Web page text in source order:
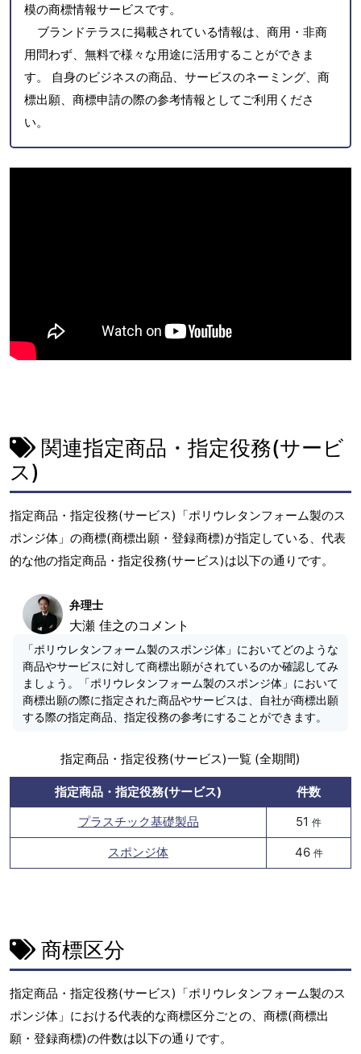
模の商標情報サービスです。
ブランドテラスに掲載されている情報は、商用・非商
用問わず、無料で様々な用途に活用することができま
す。 自身のビジネスの商品、サービスのネーミング、商
標出願、商標申請の際の参考情報としてご利用くださ
い。
関連指定商品・指定役務(サービ
ス)
指定商品・指定役務(サービス)「ポリウレタンフォーム製のス
ポンジ体」の商標(商標出願・登録商標)が指定している、代表
的な他の指定商品・指定役務(サービス)は以下の通りです。
弁理士
大瀬 佳之のコメント
「ポリウレタンフォーム製のスポンジ体」においてどのような
商品やサービスに対して商標出願がされているのか確認してみ
ましょう。「ポリウレタンフォーム製のスポンジ体」において
商標出願の際に指定された商品やサービスは、自社が商標出願
する際の指定商品、指定役務の参考にすることができます。
指定商品・指定役務(サービス)一覧 (全期間)
指定商品・指定役務(サービス)
件数
プラスチック基礎製品
51 件
スポンジ体 46 件
商標区分
指定商品・指定役務(サービス)「ポリウレタンフォーム製のス
ポンジ体」における代表的な商標区分ごとの、商標(商標出
願・登録商標)の件数は以下の通りです。